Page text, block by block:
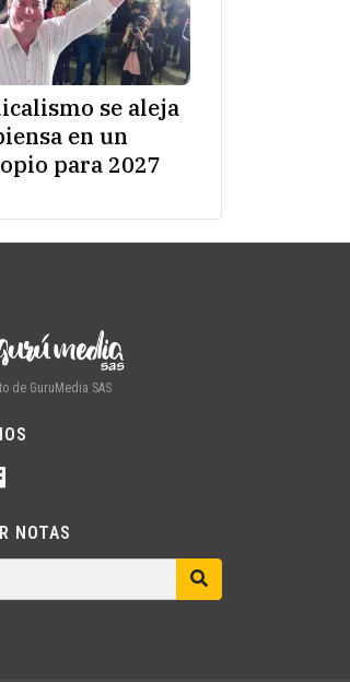
se aleja
en un
para 2027
de GuruMedia SAS
NOTAS